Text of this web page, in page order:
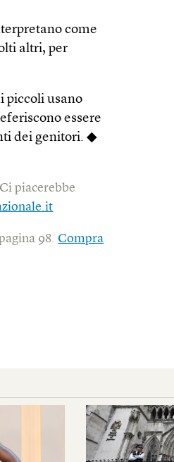
come
altri, per
piccoli usano
essere
dei genitori. ◆
piacerebbe
98.Compra